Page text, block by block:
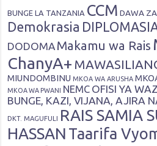
BUNGE LA TANZANIA CCM DAWA
Demokrasia
DODOMA Makamu wa Rais
ChanyA+
MIUNDOMBINU MKOA WA ARUSHA
MKOA WA PWANI NEMC OFISI YA
BUNGE, KAZI, VIJANA, AJIRA
DKT. MAGUFULI RAIS SAMIA
HASSAN Taarifa